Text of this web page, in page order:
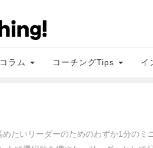
コラム コーチングTips イ
たいリーダーのためのわずか1分のミ